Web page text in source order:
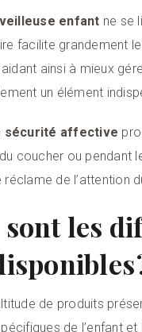
veilleuse enfant ne se
facilite grandement
ainsi à mieux
un élément
sécurité affective
coucher ou pendant
réclame de l’attention
les
de produits
de l’enfant